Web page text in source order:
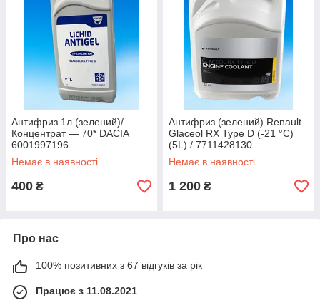
Антифриз 1л (зелений)/
Концентрат — 70* DACIA
6001997196
Немає в наявності
400 ₴
Антифриз (зелений) Renault
Glaceol RX Type D (-21 °C)
(5L) / 7711428130
Немає в наявності
1 200 ₴
Про нас
100% позитивних з 67 відгуків за рік
Працює з 11.08.2021